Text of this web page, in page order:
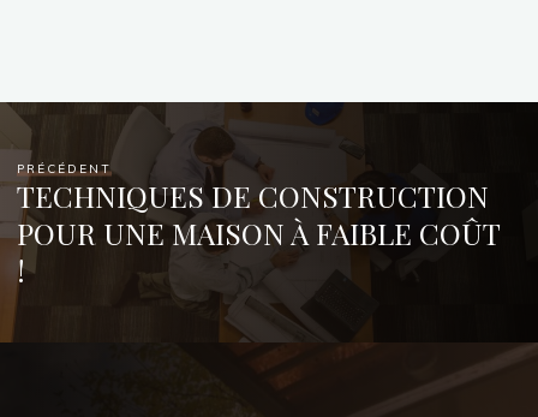
PRÉCÉDENT
TECHNIQUES DE CONSTRUCTION
POUR UNE MAISON À FAIBLE COÛT
!